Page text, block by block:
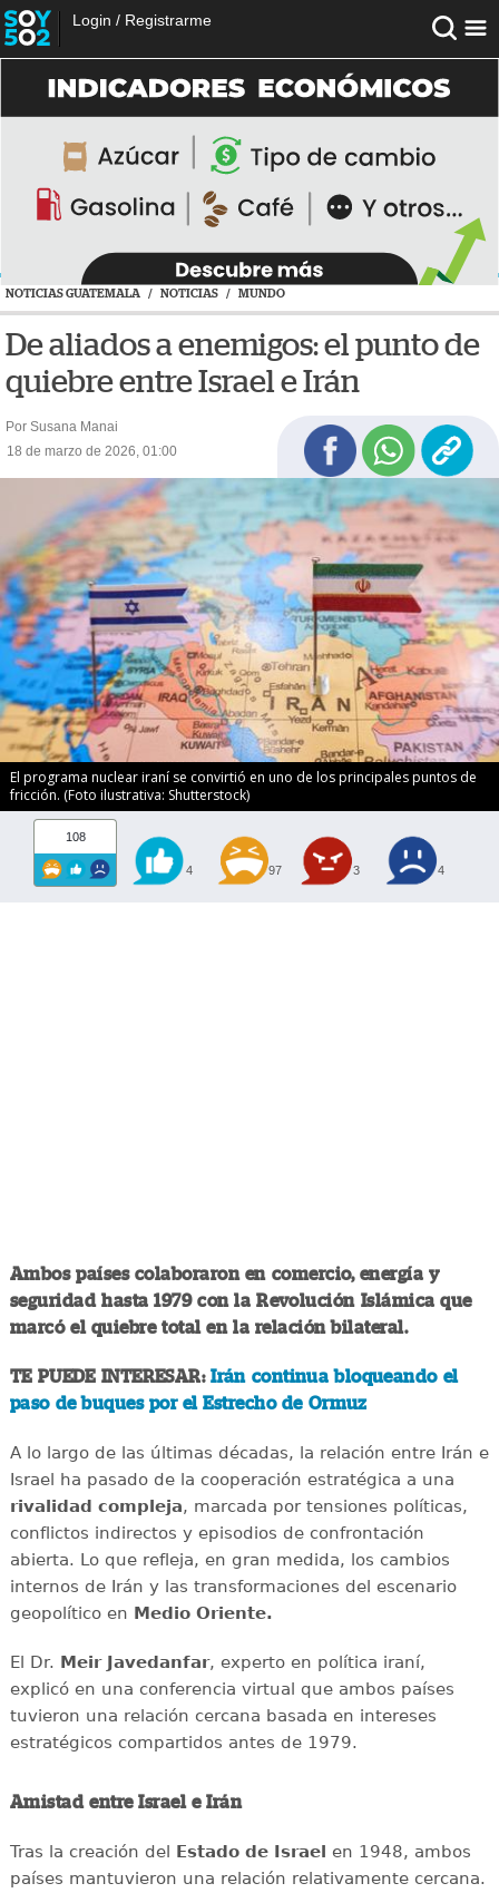
Login / Registrarme
NOTICIAS GUATEMALA / NOTICIAS / MUNDO
De aliados a enemigos: el punto de
quiebre entre Israel e Irán
Por Susana Manai
18 de marzo de 2026, 01:00
El programa nuclear iraní se convirtió en uno de los principales puntos de
fricción. (Foto ilustrativa: Shutterstock)
108
4 97 3 4
Ambos países colaboraron en comercio, energía y
seguridad hasta 1979 con la Revolución Islámica que
marcó el quiebre total en la relación bilateral.
TE PUEDE INTERESAR:Irán continua bloqueando el
paso de buques por el Estrecho de Ormuz
A lo largo de las últimas décadas, la relación entre Irán e
Israel ha pasado de la cooperación estratégica a una
rivalidad compleja, marcada por tensiones políticas,
conflictos indirectos y episodios de confrontación
abierta. Lo que refleja, en gran medida, los cambios
internos de Irán y las transformaciones del escenario
geopolítico en Medio Oriente.
El Dr. Meir Javedanfar, experto en política iraní,
explicó en una conferencia virtual que ambos países
tuvieron una relación cercana basada en intereses
estratégicos compartidos antes de 1979.
Amistad entre Israel e Irán
Tras la creación del Estado de Israel en 1948, ambos
países mantuvieron una relación relativamente cercana.